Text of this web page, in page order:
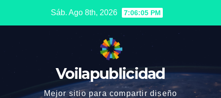
Sáb. Ago 8th, 2026 7:06:07 PM
Voilapublicidad
Mejor sitio para compartir diseño